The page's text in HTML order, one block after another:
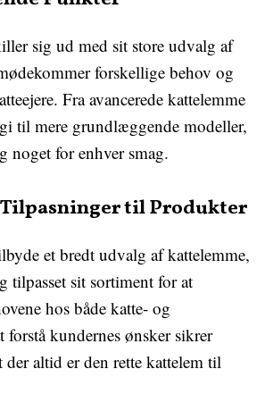
sig ud med sit store udvalg af
forskellige behov og
Fra avancerede kattelemme
til mere grundlæggende modeller,
noget for enhver smag.
til Produkter
et bredt udvalg af kattelemme,
tilpasset sit sortiment for at
hos både katte- og
forstå kundernes ønsker sikrer
altid er den rette kattelem til